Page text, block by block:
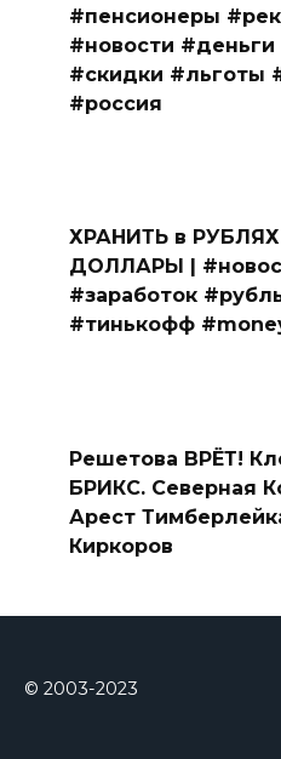
#пенсионеры
#новости #деньги
#скидки #льготы
#россия
ХРАНИТЬ в РУБЛЯХ
ДОЛЛАРЫ |
#заработок
#тинькофф
Решетова ВРЁТ!
БРИКС. Северная
Арест
Киркоров
© 2003-2023